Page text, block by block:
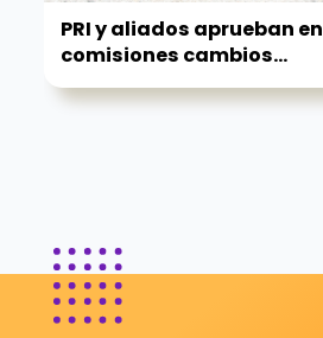
PRI y aliados aprueban en
comisiones cambios...